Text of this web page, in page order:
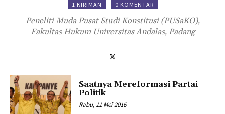
1 KIRIMAN 0 KOMENTAR
Peneliti Muda Pusat Studi Konstitusi (PUSaKO),
Fakultas Hukum Universitas Andalas, Padang
Saatnya Mereformasi Partai
Politik
Rabu, 11 Mei 2016